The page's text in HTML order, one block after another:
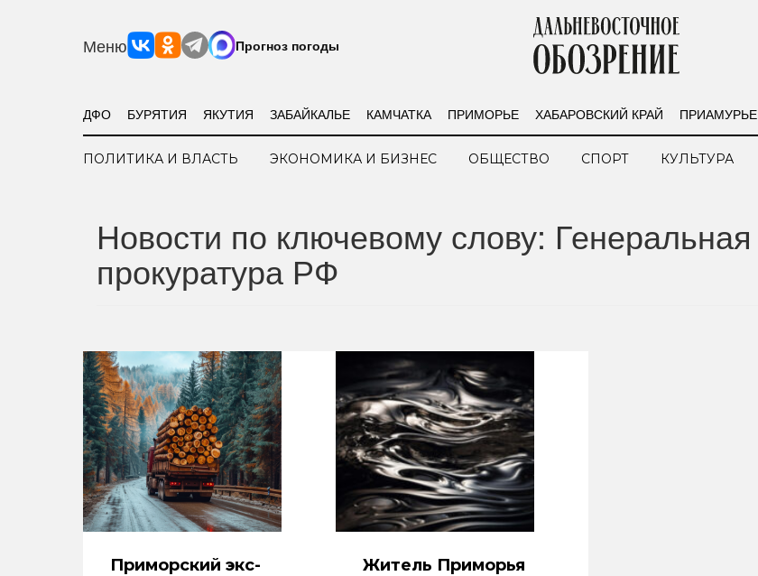
Меню Прогноз погоды
ДФО БУРЯТИЯ ЯКУТИЯ ЗАБАЙКАЛЬЕ КАМЧАТКА ПРИМОРЬЕ ХАБАРОВСКИЙ КРАЙ ПРИАМУРЬЕ
ПОЛИТИКА И ВЛАСТЬ ЭКОНОМИКА И БИЗНЕС ОБЩЕСТВО СПОРТ КУЛЬТУРА
Новости по ключевому слову: Генеральная
прокуратура РФ
Приморский экс-
Житель Приморья